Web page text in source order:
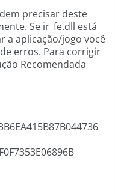
precisar deste
Se ir_fe.dll está
a aplicação/jogo você
erros. Para corrigir
Recomendada